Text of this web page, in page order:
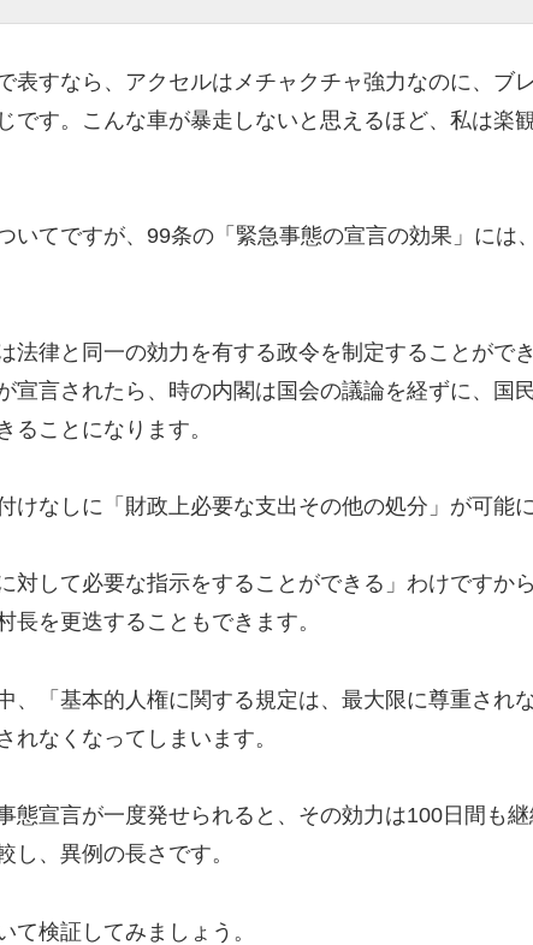
表すなら、 アクセルはメチャクチャ強力なのに、 ブ
です。
こんな車が暴走しないと思えるほど、 私は楽
いてですが、99条の「 緊急事態の宣言の効果」には
法律と同一の効力を有する政令を制定することができ
宣言されたら、 時の内閣は国会の議論を経ずに、
国
ることになります。
けなしに「財政上必要な支出その他の処分」 が可能
対して必要な指示をすることができる」 わけですから
長を更迭することもできます。
、「基本的人権に関する規定は、 最大限に尊重され
れなくなってしまいます。
態宣言が一度発せられると、 その効力は100日間も継
し、異例の長さです。
て検証してみましょう。